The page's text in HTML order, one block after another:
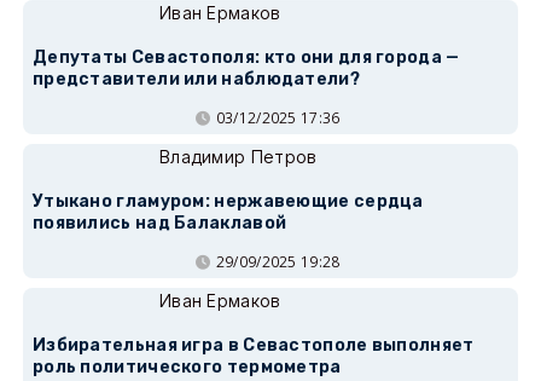
Иван Ермаков
Депутаты Севастополя: кто они для города —
представители или наблюдатели?
03/12/2025 17:36
Владимир Петров
Утыкано гламуром: нержавеющие сердца
появились над Балаклавой
29/09/2025 19:28
Иван Ермаков
Избирательная игра в Севастополе выполняет
роль политического термометра